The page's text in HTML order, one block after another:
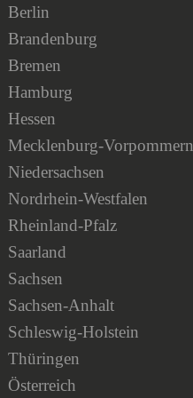
Berlin
Brandenburg
Bremen
Hamburg
Hessen
Mecklenburg-Vorpommern
Niedersachsen
Nordrhein-Westfalen
Rheinland-Pfalz
Saarland
Sachsen
Sachsen-Anhalt
Schleswig-Holstein
Thüringen
Österreich